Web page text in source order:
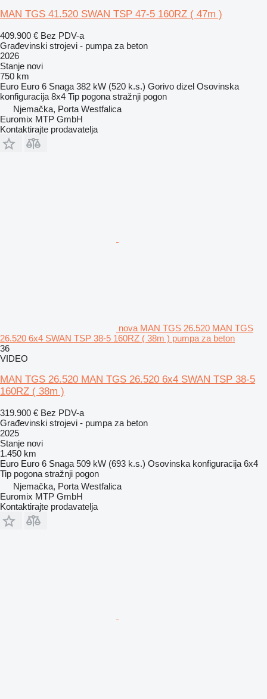
MAN TGS 41.520 SWAN TSP 47-5 160RZ ( 47m )
409.900 € Bez PDV-a
Građevinski strojevi - pumpa za beton
2026
Stanje novi
750 km
Euro Euro 6 Snaga 382 kW (520 k.s.) Gorivo dizel Osovinska
konfiguracija 8x4 Tip pogona stražnji pogon
Njemačka, Porta Westfalica
Euromix MTP GmbH
Kontaktirajte prodavatelja
nova MAN TGS 26.520 MAN TGS
26.520 6x4 SWAN TSP 38-5 160RZ ( 38m ) pumpa za beton
36
VIDEO
MAN TGS 26.520 MAN TGS 26.520 6x4 SWAN TSP 38-5
160RZ ( 38m )
319.900 € Bez PDV-a
Građevinski strojevi - pumpa za beton
2025
Stanje novi
1.450 km
Euro Euro 6 Snaga 509 kW (693 k.s.) Osovinska konfiguracija 6x4
Tip pogona stražnji pogon
Njemačka, Porta Westfalica
Euromix MTP GmbH
Kontaktirajte prodavatelja